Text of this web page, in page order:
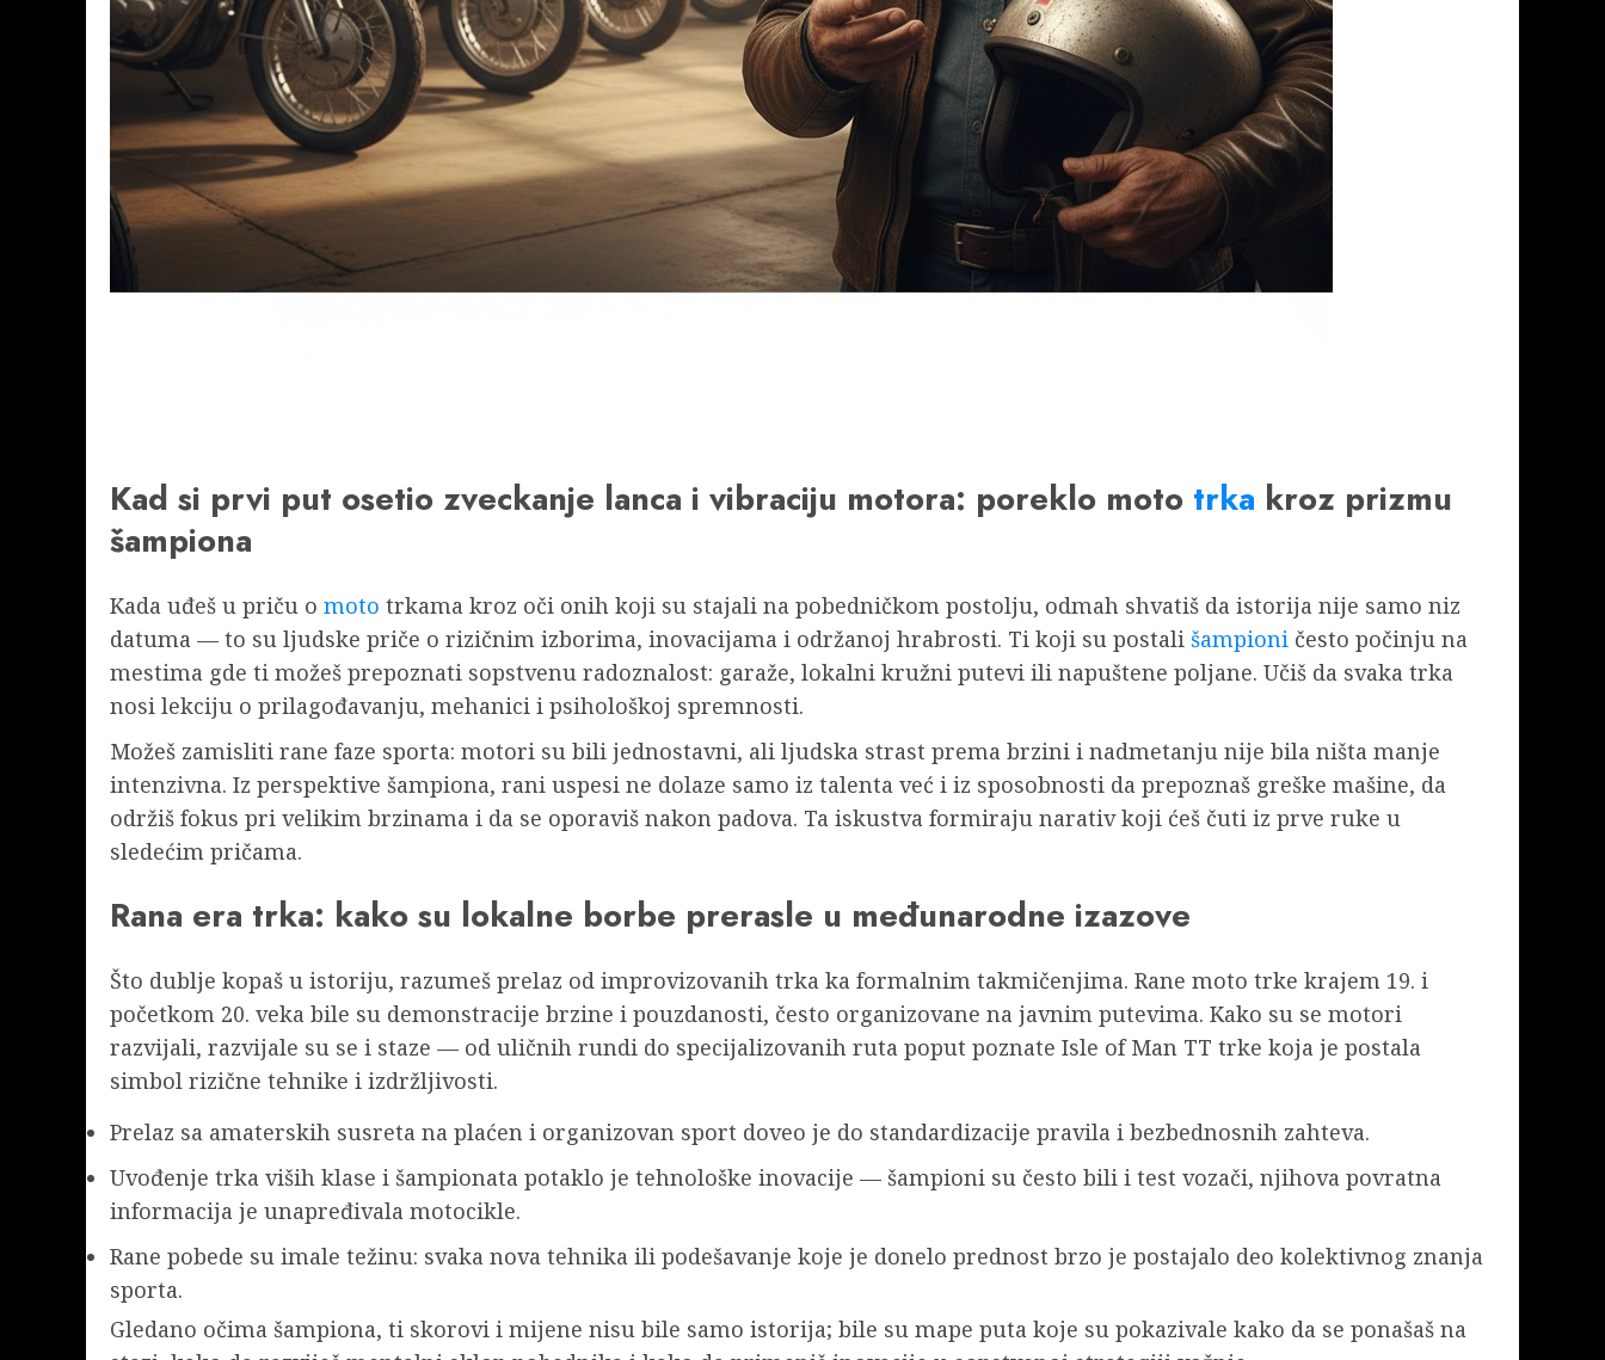
Kad si prvi put osetio zveckanje lanca i vibraciju motora: poreklo moto trka kroz prizmu
šampiona
Kada uđeš u priču o moto trkama kroz oči onih koji su stajali na pobedničkom postolju, odmah shvatiš da istorija nije samo niz
datuma — to su ljudske priče o rizičnim izborima, inovacijama i održanoj hrabrosti. Ti koji su postali šampioni često počinju na
mestima gde ti možeš prepoznati sopstvenu radoznalost: garaže, lokalni kružni putevi ili napuštene poljane. Učiš da svaka trka
nosi lekciju o prilagođavanju, mehanici i psihološkoj spremnosti.
Možeš zamisliti rane faze sporta: motori su bili jednostavni, ali ljudska strast prema brzini i nadmetanju nije bila ništa manje
intenzivna. Iz perspektive šampiona, rani uspesi ne dolaze samo iz talenta već i iz sposobnosti da prepoznaš greške mašine, da
održiš fokus pri velikim brzinama i da se oporaviš nakon padova. Ta iskustva formiraju narativ koji ćeš čuti iz prve ruke u
sledećim pričama.
Rana era trka: kako su lokalne borbe prerasle u međunarodne izazove
Što dublje kopaš u istoriju, razumeš prelaz od improvizovanih trka ka formalnim takmičenjima. Rane moto trke krajem 19. i
početkom 20. veka bile su demonstracije brzine i pouzdanosti, često organizovane na javnim putevima. Kako su se motori
razvijali, razvijale su se i staze — od uličnih rundi do specijalizovanih ruta poput poznate Isle of Man TT trke koja je postala
simbol rizične tehnike i izdržljivosti.
Prelaz sa amaterskih susreta na plaćen i organizovan sport doveo je do standardizacije pravila i bezbednosnih zahteva.
Uvođenje trka viših klase i šampionata potaklo je tehnološke inovacije — šampioni su često bili i test vozači, njihova povratna
informacija je unapređivala motocikle.
Rane pobede su imale težinu: svaka nova tehnika ili podešavanje koje je donelo prednost brzo je postajalo deo kolektivnog znanja
sporta.
Gledano očima šampiona, ti skorovi i mijene nisu bile samo istorija; bile su mape puta koje su pokazivale kako da se ponašaš na